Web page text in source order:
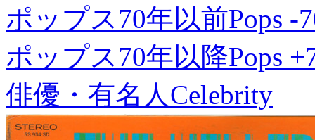
ポップス70年以前Pops -
ポップス70年以降Pops
俳優・有名人Celebrity